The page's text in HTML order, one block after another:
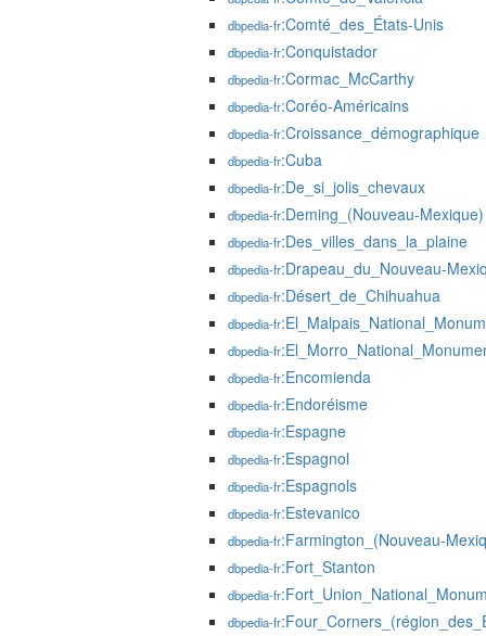
dbpedia-fr:Comté_des_États-Unis
dbpedia-fr:Conquistador
dbpedia-fr:Cormac_McCarthy
dbpedia-fr:Coréo-Américains
dbpedia-fr:Croissance_démographique
dbpedia-fr:Cuba
dbpedia-fr:De_si_jolis_chevaux
dbpedia-fr:Deming_(Nouveau-Mexique)
dbpedia-fr:Des_villes_dans_la_plaine
dbpedia-fr:Drapeau_du_Nouveau-
dbpedia-fr:Désert_de_Chihuahua
dbpedia-fr
dbpedia-fr
dbpedia-fr:Encomienda
dbpedia-fr:Endoréisme
dbpedia-fr:Espagne
dbpedia-fr:Espagnol
dbpedia-fr:Espagnols
dbpedia-fr:Estevanico
dbpedia-fr:Farmington_(Nouveau-
dbpedia-fr:Fort_Stanton
dbpedia-fr
dbpedia-fr